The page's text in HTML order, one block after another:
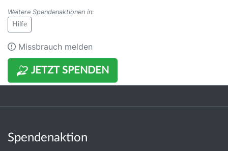
JETZT SPENDEN
Weitere Spendenaktionen in:
Hilfe
Missbrauch melden
Spendenaktion